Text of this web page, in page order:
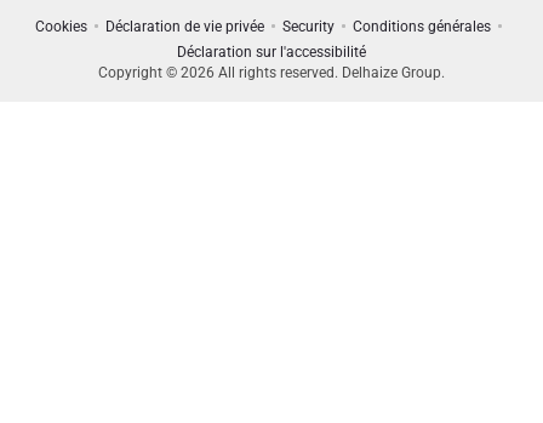
Cookies Déclaration de vie privée Security
Conditions générales
Déclaration sur l'accessibilité
Copyright © 2026 All rights reserved. Delhaize Group.